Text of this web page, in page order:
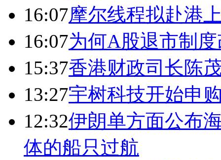
16:07摩尔线程拟赴港
16:07为何A股退市制
15:37香港财政司长陈
13:27宇树科技开始申
12:32伊朗单方面公布
体的船只过航